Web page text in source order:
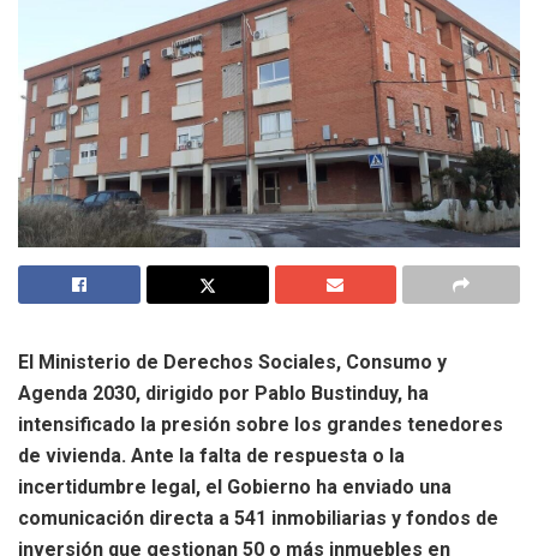
El Ministerio de Derechos Sociales, Consumo y
Agenda 2030, dirigido por Pablo Bustinduy, ha
intensificado la presión sobre los grandes tenedores
de vivienda. Ante la falta de respuesta o la
incertidumbre legal, el Gobierno ha enviado una
comunicación directa a 541 inmobiliarias y fondos de
inversión que gestionan 50 o más inmuebles en